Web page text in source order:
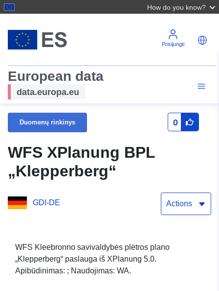
How do you know?
Prisijungti
European data
data.europa.eu
Duomenų rinkinys 0
WFS XPlanung BPL
„Klepperberg“
GDI-DE Actions
WFS Kleebronno savivaldybės plėtros plano
„Klepperberg“ paslauga iš XPlanung 5.0.
Apibūdinimas: ; Naudojimas: WA.